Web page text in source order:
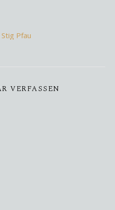
Pfau
VERFASSEN